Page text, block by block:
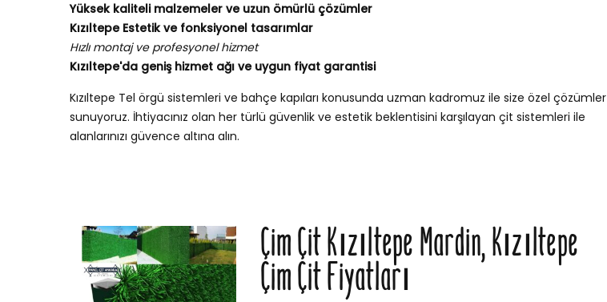
Yüksek kaliteli malzemeler ve uzun ömürlü çözümler
Kızıltepe Estetik ve fonksiyonel tasarımlar
Hızlı montaj ve profesyonel hizmet
Kızıltepe'da geniş hizmet ağı ve uygun fiyat garantisi
Kızıltepe Tel örgü sistemleri ve bahçe kapıları konusunda uzman kadromuz ile size özel çözümler
sunuyoruz. İhtiyacınız olan her türlü güvenlik ve estetik beklentisini karşılayan çit sistemleri ile
alanlarınızı güvence altına alın.
Çim Çit Kızıltepe Mardin, Kızıltepe
Çim Çit Fiyatları